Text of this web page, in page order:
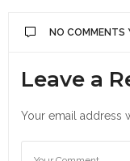
NO COMMENTS
Leave a
Your email address